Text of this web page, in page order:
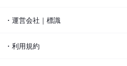
・運営会社｜標識
・利用規約